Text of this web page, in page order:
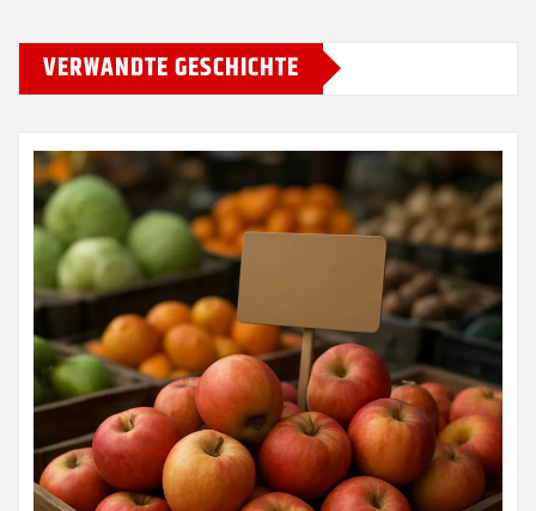
VERWANDTE GESCHICHTE